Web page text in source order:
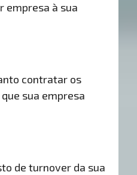
empresa à sua
contratar os
sua empresa
de turnover da sua